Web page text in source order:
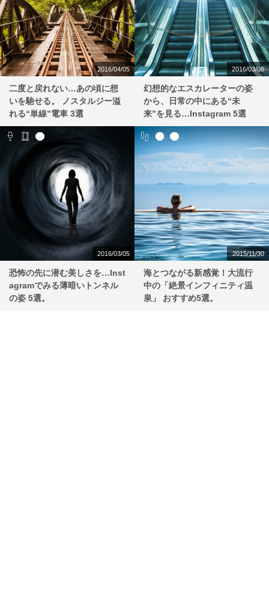
2016/04/05
二度と戻れない…あの頃に想
いを馳せる。 ノスタルジー溢
れる“単線”電車 3選
2016/03/08
幻想的なエスカレーターの姿
から、日常の中にある“未
来”を見る…Instagram 5選
2016/03/05
恐怖の先に潜む美しさを…Inst
agramでみる薄暗いトンネル
の姿 5選。
2015/11/30
海とつながる新感覚！大流行
中の「絶景インフィニティ温
泉」 おすすめ5選。